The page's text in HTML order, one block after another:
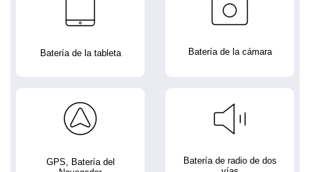
Batería de la tableta Batería de la cámara
GPS, Batería del
Batería de radio de dos